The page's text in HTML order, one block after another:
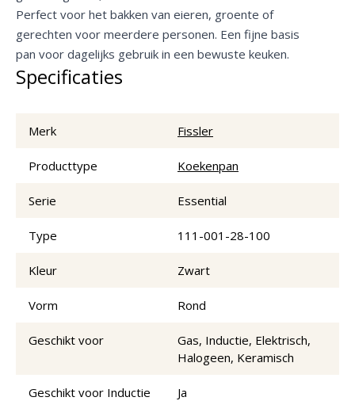
Perfect voor het bakken van eieren, groente of
gerechten voor meerdere personen. Een fijne basis
pan voor dagelijks gebruik in een bewuste keuken.
Specificaties
Merk Fissler
Producttype Koekenpan
Serie Essential
Type 111-001-28-100
Kleur Zwart
Vorm Rond
Geschikt voor
Gas, Inductie, Elektrisch,
Halogeen, Keramisch
Geschikt voor Inductie Ja